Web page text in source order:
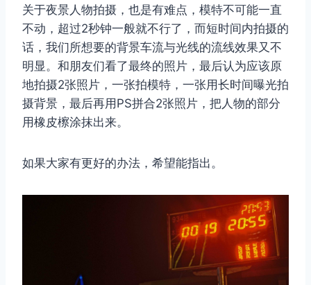
关于夜景人物拍摄，也是有难点，模特不可能一直
不动，超过2秒钟一般就不行了，而短时间内拍摄的
话，我们所想要的背景车流与光线的流线效果又不
明显。和朋友们看了最终的照片，最后认为应该原
地拍摄2张照片，一张拍模特，一张用长时间曝光拍
摄背景，最后再用PS拼合2张照片，把人物的部分
用橡皮檫涂抹出来。
如果大家有更好的办法，希望能指出。